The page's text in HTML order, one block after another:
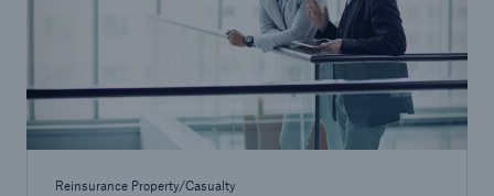
Reinsurance Property/Casualty
50 %